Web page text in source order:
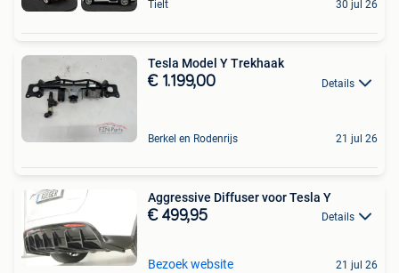
Tielt 30 jul 26
Tesla Model Y Trekhaak
€ 1.199,00 Details
Berkel en Rodenrijs 21 jul 26
Aggressive Diffuser voor Tesla Y
€ 499,95 Details
Bezoek website 21 jul 26